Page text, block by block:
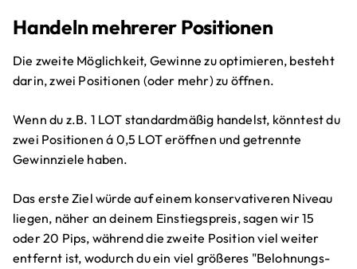
Handeln mehrerer Positionen
Die zweite Möglichkeit, Gewinne zu optimieren, besteht
darin, zwei Positionen (oder mehr) zu öffnen.
Wenn du z.B. 1 LOT standardmäßig handelst, könntest du
zwei Positionen á 0,5 LOT eröffnen und getrennte
Gewinnziele haben.
Das erste Ziel würde auf einem konservativeren Niveau
liegen, näher an deinem Einstiegspreis, sagen wir 15
oder 20 Pips, während die zweite Position viel weiter
entfernt ist, wodurch du ein viel größeres "Belohnungs-